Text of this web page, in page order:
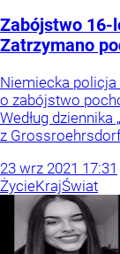
Zabójstwo 16-
Zatrzymano
Niemiecka policja
o zabójstwo
Według
z
23 wrz 2021 17:31
ŻycieKrajŚwiat